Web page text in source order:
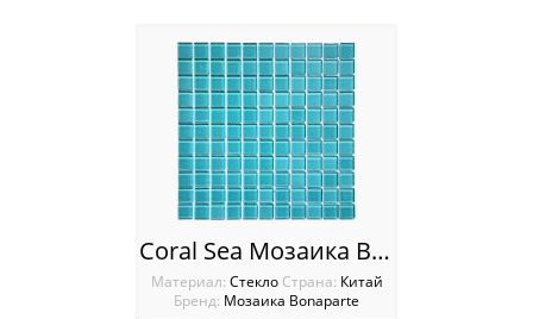
Мозаика Rose Mosaic
Мозаика Sekitei
Мозаика Starmosaic
Мозаика Tonomosaic
Мозаика Опера Декора
Coral Sea Мозаика Bonaparte
Материал: Стекло Cтрана: Китай
Бренд: Мозаика Bonaparte